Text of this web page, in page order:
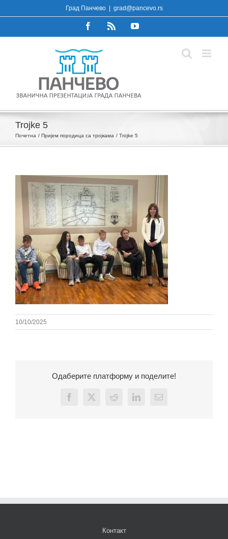
to
Град Панчево grad@pancevo.rs
FacebookRss YouTube
Trojke 5
Почетна Пријем породица са тројкама Trojke 5
10/10/2025
Одаберите платформу и поделите!
Facebook
X Reddit LinkedInEmail
Контакт